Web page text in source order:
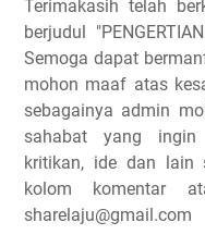
Terimakasih telah
berjudul
Semoga dapat
mohon maaf atas
sebagainya admin
sahabat yang ingin
kritikan, ide dan lain
kolom komentar
sharelaju@gmail.com